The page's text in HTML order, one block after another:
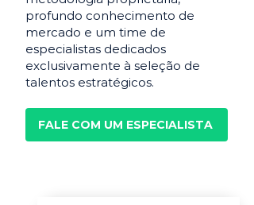
profundo conhecimento de
mercado e um time de
especialistas dedicados
exclusivamente à seleção de
talentos estratégicos.
FALE COM UM ESPECIALISTA